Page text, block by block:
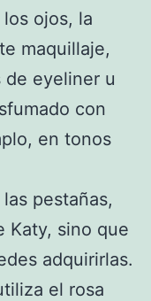
ojos, la
maquillaje,
de eyeliner u
con
en tonos
pestañas,
Katy, sino que
adquirirlas.
el rosa